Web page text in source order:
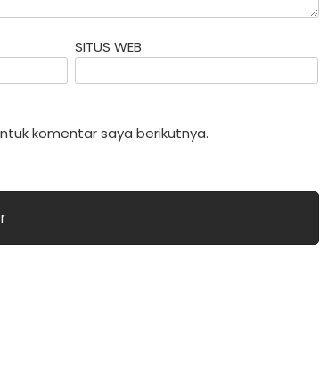
SITUS WEB
komentar saya berikutnya.